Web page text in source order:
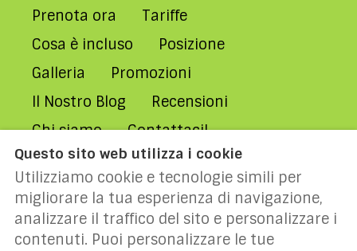
Prenota ora
Tariffe
Cosa è incluso
Posizione
Galleria
Promozioni
Il Nostro Blog
Recensioni
Chi siamo
Contattaci!
Domande Frequenti
Condizioni di Affitto
Politica sulla Privacy
Politica sui Cookies
Questo sito web utilizza i cookie
Utilizziamo cookie e tecnologie simili per
migliorare la tua esperienza di navigazione,
analizzare il traffico del sito e personalizzare i
contenuti. Puoi personalizzare le tue